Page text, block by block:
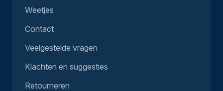
Weetjes
Contact
Veelgestelde vragen
Klachten en suggesties
Retourneren